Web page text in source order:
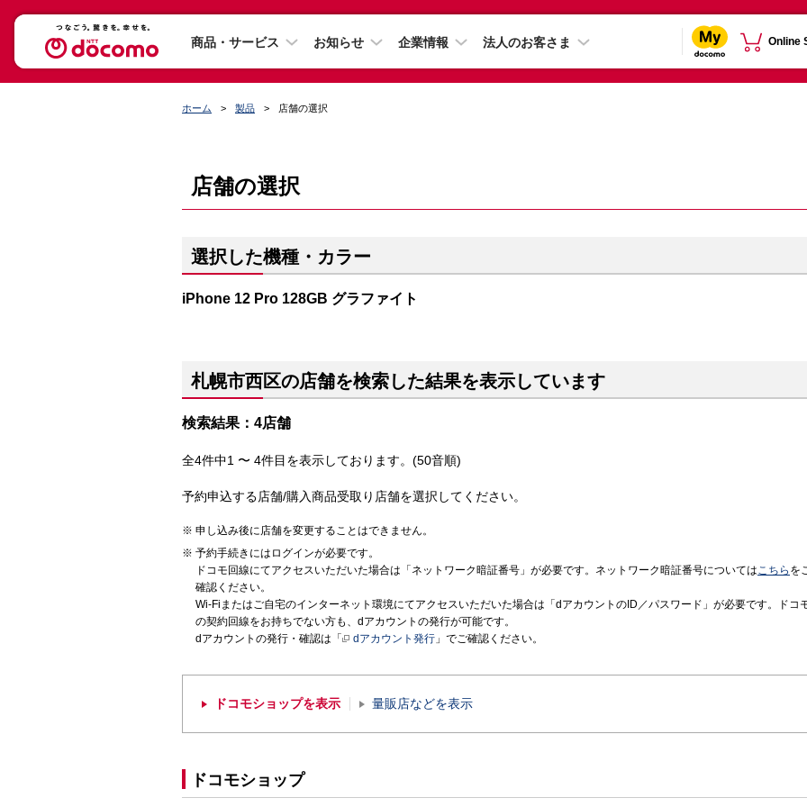
商品・サービス お知らせ 企業情報 法人のお客さま Online
ホーム 製品 店舗の選択
店舗の選択
選択した機種・カラー
iPhone 12 Pro 128GB グラファイト
札幌市西区の店舗を検索した結果を表示しています
検索結果：4店舗
全4件中1 〜 4件目を表示しております。(50音順)
予約申込する店舗/購入商品受取り店舗を選択してください。
申し込み後に店舗を変更することはできません。
予約手続きにはログインが必要です。
ドコモ回線にてアクセスいただいた場合は「ネットワーク暗証番号」が必要です。ネットワーク暗証番号についてはこちら を
確認ください。
Wi-Fiまたはご自宅のインターネット環境にてアクセスいただいた場合は「dアカウントのID／パスワード」が必要です。ドコ
の契約回線をお持ちでない方も、dアカウントの発行が可能です。
dアカウントの発行・確認は「
dアカウント発行 」でご確認ください。
ドコモショップを表示 量販店などを表示
ドコモショップ